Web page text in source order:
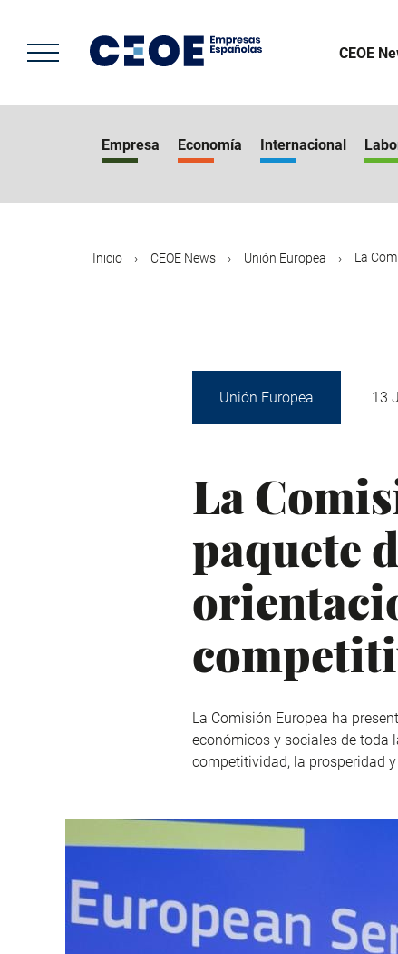
contenido
principal
CEOE
Empresa Economía Internacional
Inicio CEOE News Unión Europea La
Unión Europea 13
La
paquete
La Comisión Europea ha
económicos y sociales de toda
competitividad, la prosperidad